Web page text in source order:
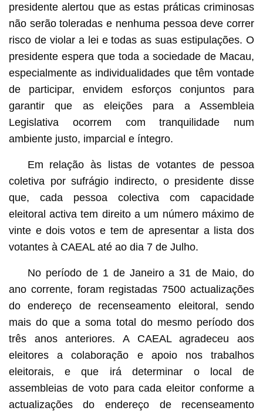
presidente alertou que as estas práticas criminosas
não serão toleradas e nenhuma pessoa deve correr
risco de violar a lei e todas as suas estipulações. O
presidente espera que toda a sociedade de Macau,
especialmente as individualidades que têm vontade
de participar, envidem esforços conjuntos para
garantir que as eleições para a Assembleia
Legislativa ocorrem com tranquilidade num
ambiente justo, imparcial e íntegro.
Em relação às listas de votantes de pessoa
coletiva por sufrágio indirecto, o presidente disse
que, cada pessoa colectiva com capacidade
eleitoral activa tem direito a um número máximo de
vinte e dois votos e tem de apresentar a lista dos
votantes à CAEAL até ao dia 7 de Julho.
No período de 1 de Janeiro a 31 de Maio, do
ano corrente, foram registadas 7500 actualizações
do endereço de recenseamento eleitoral, sendo
mais do que a soma total do mesmo período dos
três anos anteriores. A CAEAL agradeceu aos
eleitores a colaboração e apoio nos trabalhos
eleitorais, e que irá determinar o local de
assembleias de voto para cada eleitor conforme a
actualizações do endereço de recenseamento